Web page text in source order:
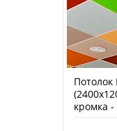
кромка -